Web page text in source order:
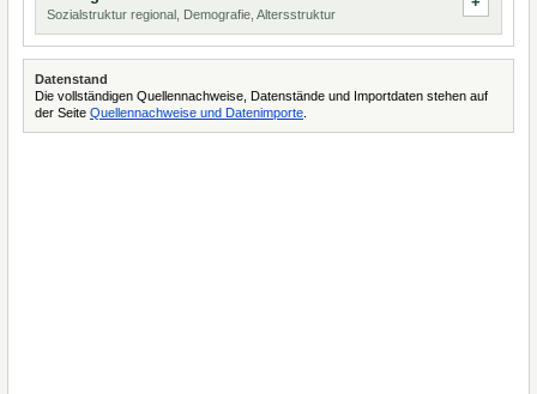
Sozialstruktur regional, Demografie, Altersstruktur
Datenstand
Die vollständigen Quellennachweise, Datenstände und Importdaten stehen auf
der Seite Quellennachweise und Datenimporte